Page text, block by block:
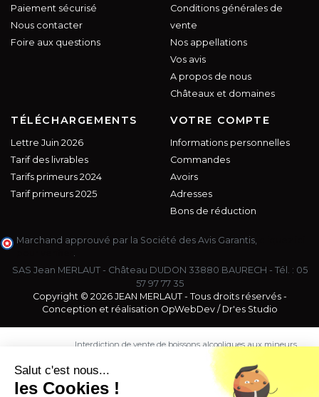
Paiement sécurisé
Nous contacter
Foire aux questions
Conditions générales de
vente
Nos appellations
Vos avis
A propos de nous
Châteaux et domaines
TÉLÉCHARGEMENTS
Lettre Juin 2026
Tarif des livrables
Tarifs primeurs 2024
Tarif primeurs 2025
VOTRE COMPTE
Informations personnelles
Commandes
Avoirs
Adresses
Bons de réduction
Marchand approuvé par la Société des Avis Garantis,
.
SAS Jean MERLAUT - Château DUDON 33880 BAURECH - Tél. : 05
57 97 77 35
Copyright © 2026 JEAN MERLAUT - Tous droits réservés -
Conception et réalisation OpWebDev/ Dr'es Studio
Interdiction de vente de boissons alcooliques aux mineurs
est exigée au moment de la vente en ligne.
CODE DE LA SANTE PUBLIQUE, ART. L. 3342-1 et L. 3353-3
L'abus d'alcool est dangereux pour la santé. Sachez
Salut c'est nous...
les Cookies !